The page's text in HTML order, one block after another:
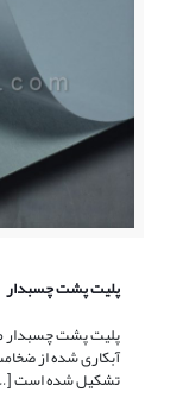
پلیت پشت چسبدار
پلیت پشت چسبدار
تشکیل شده است